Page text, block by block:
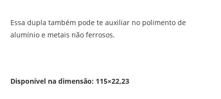
Essa dupla também pode te auxiliar no polimento de
alumínio e metais não ferrosos.
Disponível na dimensão: 115×22,23